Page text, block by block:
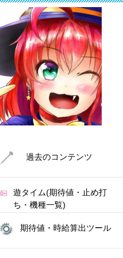
過去のコンテンツ
遊タイム(期待値・止め打
ち・機種一覧)
期待値・時給算出ツール